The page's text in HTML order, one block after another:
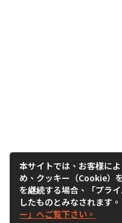
本サイトでは、お客様に
め、クッキー（Cookie）
を継続する場合、「プラ
したものとみなされます。
ー」へご覧下さい。